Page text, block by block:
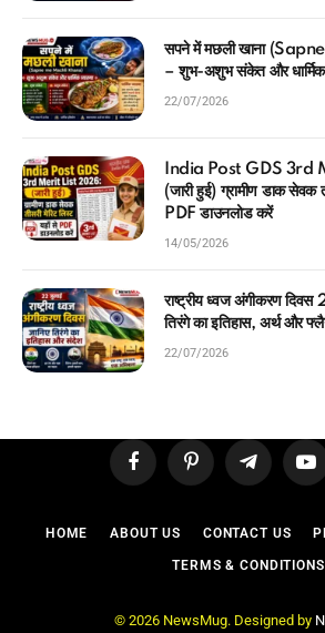
सपने में मछली खाना
– शुभ-अशुभ संकेत और धार्मिक
22/07/2026
India Post GDS
(जारी हुई) ग्रामीण डाक सेवक
PDF डाउनलोड करें
14/05/2026
राष्ट्रीय ध्वज अंगीकरण
तिरंगे का इतिहास, अर्थ और
22/07/2026
FacebookPinterest Telegram
HOME ABOUT US CONTACT US
TERMS & CONDITIONS
© 2026 NewsMug. Designed by